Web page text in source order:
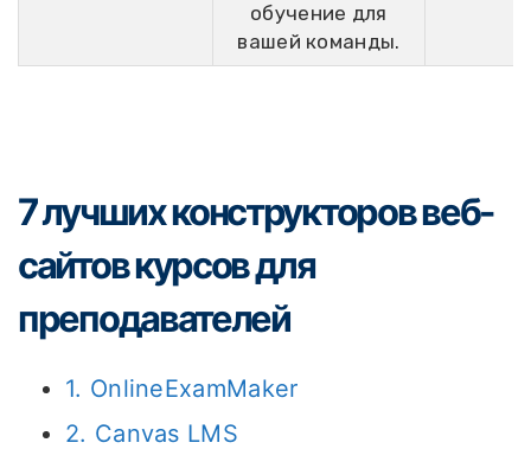
обучение для
вашей команды.
7 лучших конструкторов веб-
сайтов курсов для
преподавателей
1. OnlineExamMaker
2. Canvas LMS